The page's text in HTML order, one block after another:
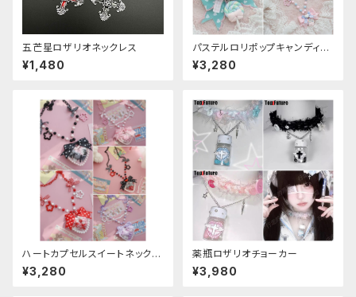
五芒星ロザリオネックレス
¥1,480
パステルロリポップキャンディネ
ックレス
¥3,280
ハートカプセルスイートネックレ
ス
¥3,280
薬瓶ロザリオチョーカー
¥3,980